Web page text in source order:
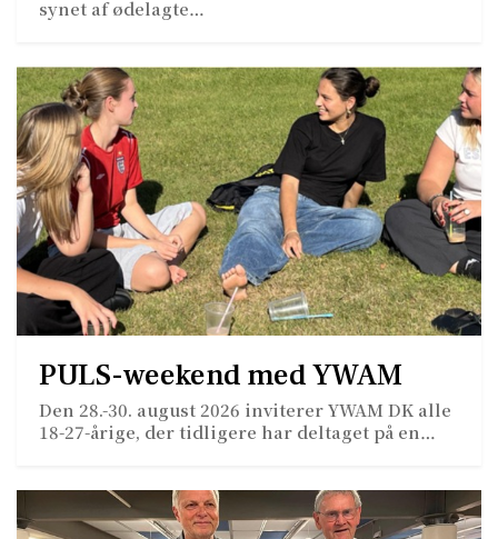
synet af ødelagte…
PULS-weekend med YWAM
Den 28.-30. august 2026 inviterer YWAM DK alle
18-27-årige, der tidligere har deltaget på en…